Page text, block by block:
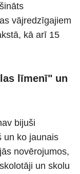
vājredzīgajiem
kā arī 15
līmenī" un
bijuši
un ko jaunais
novērojumos,
un skolu